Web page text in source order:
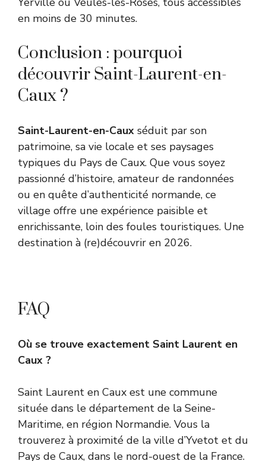
en moins de 30 minutes.
Conclusion : pourquoi
découvrir Saint-Laurent-en-
Caux ?
Saint-Laurent-en-Caux séduit par son
patrimoine, sa vie locale et ses paysages
typiques du Pays de Caux. Que vous soyez
passionné d’histoire, amateur de randonnées
ou en quête d’authenticité normande, ce
village offre une expérience paisible et
enrichissante, loin des foules touristiques. Une
destination à (re)découvrir en 2026.
FAQ
Où se trouve exactement Saint Laurent en
Caux ?
Saint Laurent en Caux est une commune
située dans le département de la Seine-
Maritime, en région Normandie. Vous la
trouverez à proximité de la ville d’Yvetot et du
Pays de Caux, dans le nord-ouest de la France.